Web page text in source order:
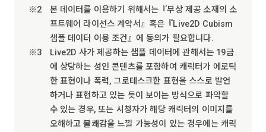
본 데이터를 이용하기 위해서는『무상 제공 소재의 소
프트웨어 라이선스 계약서』혹은『Live2D Cubism
샘플 데이터 이용 조건』에 동의가 필요합니다.
Live2D 사가 제공하는 샘플 데이터에 관해서는 19금
에 상당하는 성인 콘텐츠를 포함하여 캐릭터가 에로틱
한 표현이나 폭력, 그로테스크한 표현을 스스로 발언
하거나 표현하고 있는 듯이 보이는 방식으로 파악할
수 있는 경우, 또는 시청자가 해당 캐릭터의 이미지를
오해하고 불쾌감을 느낄 가능성이 있는 경우에는 캐릭